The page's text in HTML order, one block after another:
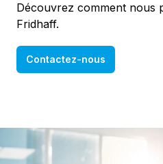
Découvrez comment nous
Fridhaff.
Contactez-nous